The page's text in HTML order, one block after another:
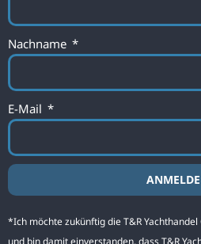
Nachname
E-Mail
*Ich möchte zukünftig die T&R
und bin damit einverstanden, dass T&R